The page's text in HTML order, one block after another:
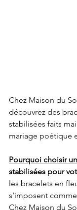
Chez Maison du
découvrez des
stabilisées faits
mariage poétique
Pourquoi choisir
stabilisées pour
les bracelets en
s’imposent
Chez Maison du